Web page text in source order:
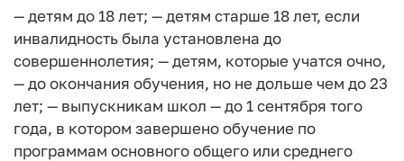
— детям до 18 лет; — детям старше 18 лет, если
инвалидность была установлена до
совершеннолетия; — детям, которые учатся очно,
— до окончания обучения, но не дольше чем до 23
лет; — выпускникам школ — до 1 сентября того
года, в котором завершено обучение по
программам основного общего или среднего